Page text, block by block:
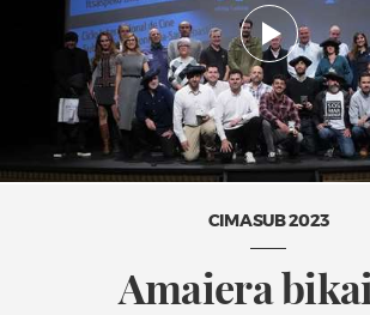
CIMASUB 2023
Amaiera